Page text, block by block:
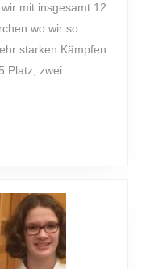
wo wir so
starken Kämpfen
zwei